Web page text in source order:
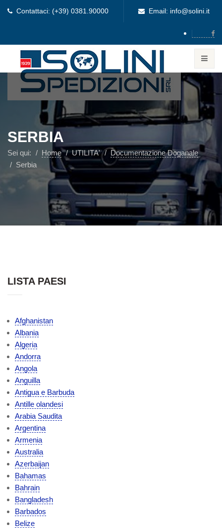
Contattaci: (+39) 0381.90000 Email: info@solini.it
SERBIA
Sei qui: Home UTILITA'
Documentazione Doganale
Serbia
LISTA PAESI
Afghanistan
Albania
Algeria
Andorra
Angola
Anguilla
Antigua e Barbuda
Antille olandesi
Arabia Saudita
Argentina
Armenia
Australia
Azerbaijan
Bahamas
Bahrain
Bangladesh
Barbados
Belize